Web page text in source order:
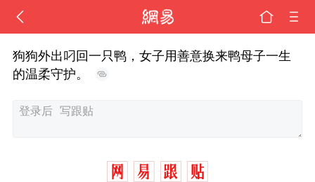
狗狗外出叼回一只鸭，女子用善意换来鸭母子一生
的温柔守护。